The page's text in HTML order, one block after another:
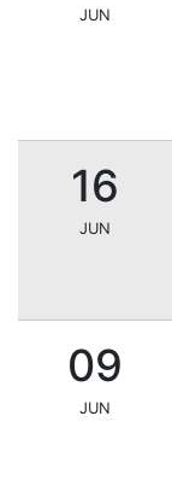
JUN
16
JUN
09
JUN